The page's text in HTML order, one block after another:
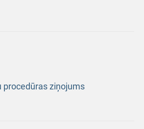
procedūras ziņojums